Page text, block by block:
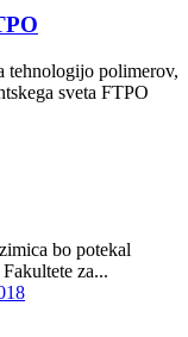
tehnologijo polimerov,
sveta FTPO
bo potekal
za...